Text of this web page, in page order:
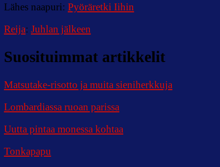
Lähes naapuri: Pyöräretki Iihin
Reija: Juhlan jälkeen
Suosituimmat artikkelit
Matsutake-risotto ja muita sieniherkkuja
Lombardiassa ruoan parissa
Uutta pintaa monessa kohtaa
Tonkapapu